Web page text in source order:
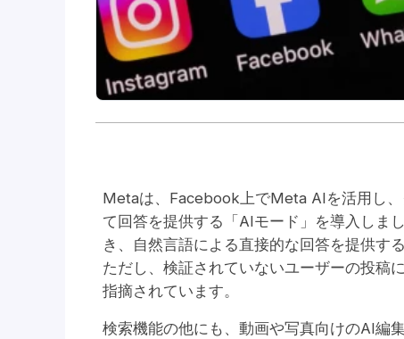
Metaは、Facebook上でMeta AIを活用し
て回答を提供する「AIモード」を導入しま
き、自然言語による直接的な回答を提供す
ただし、検証されていないユーザーの投稿
指摘されています。
検索機能の他にも、動画や写真向けのAI編